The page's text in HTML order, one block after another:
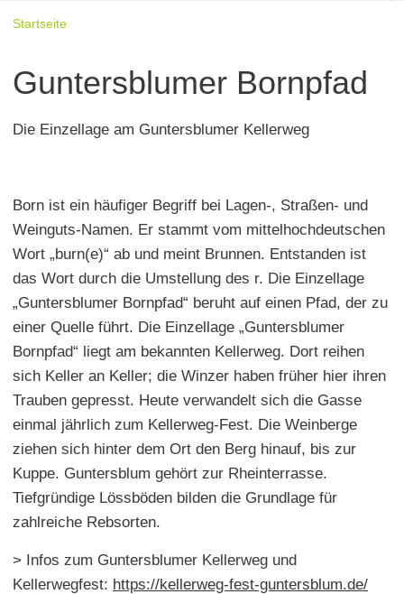
Startseite
Guntersblumer Bornpfad
Die Einzellage am Guntersblumer Kellerweg
Born ist ein häufiger Begriff bei Lagen-, Straßen- und
Weinguts-Namen. Er stammt vom mittelhochdeutschen
Wort „burn(e)“ ab und meint Brunnen. Entstanden ist
das Wort durch die Umstellung des r. Die Einzellage
„Guntersblumer Bornpfad“ beruht auf einen Pfad, der zu
einer Quelle führt. Die Einzellage „Guntersblumer
Bornpfad“ liegt am bekannten Kellerweg. Dort reihen
sich Keller an Keller; die Winzer haben früher hier ihren
Trauben gepresst. Heute verwandelt sich die Gasse
einmal jährlich zum Kellerweg-Fest. Die Weinberge
ziehen sich hinter dem Ort den Berg hinauf, bis zur
Kuppe. Guntersblum gehört zur Rheinterrasse.
Tiefgründige Lössböden bilden die Grundlage für
zahlreiche Rebsorten.
> Infos zum Guntersblumer Kellerweg und
Kellerwegfest: https://kellerweg-fest-guntersblum.de/